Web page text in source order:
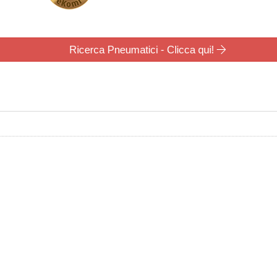
Ricerca Pneumatici - Clicca qui!